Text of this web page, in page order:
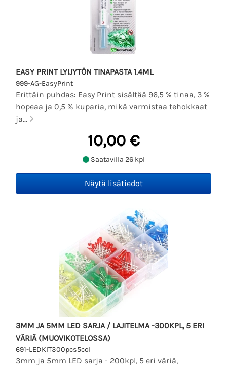
EASY PRINT LYIJYTÖN TINAPASTA 1.4ML
999-AG-EasyPrint
Erittäin puhdas: Easy Print sisältää 96,5 % tinaa, 3 %
hopeaa ja 0,5 % kuparia, mikä varmistaa tehokkaat
ja...
10,00 €
Saatavilla 26 kpl
3MM JA 5MM LED SARJA / LAJITELMA -300KPL, 5 ERI
VÄRIÄ (MUOVIKOTELOSSA)
691-LEDKIT300pcs5col
3mm ja 5mm LED sarja - 200kpl, 5 eri väriä,